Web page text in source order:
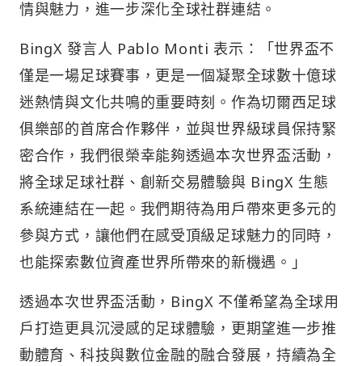
情與魅力，進一步深化全球社群連結。
BingX 發言人 Pablo Monti 表示：「世界盃不
僅是一場足球賽事，更是一個凝聚全球數十億球
迷熱情與文化共鳴的重要時刻。作為切爾西足球
俱樂部的首席合作夥伴，並與世界級球員保持緊
密合作，我們很榮幸能夠透過本次世界盃活動，
將全球足球社群、創新交易體驗與 BingX 生態
系統連結在一起。我們期待為用戶帶來更多元的
參與方式，讓他們在感受頂級足球魅力的同時，
也能探索數位資產世界所帶來的新機遇。」
透過本次世界盃活動，BingX 不僅希望為全球用
戶打造更具沉浸感的足球體驗，更期望進一步推
動體育、科技與數位金融的融合發展，持續為全